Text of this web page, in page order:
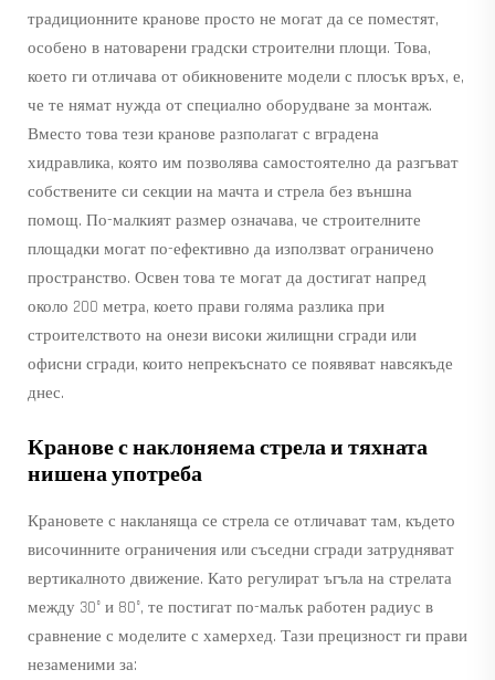
традиционните кранове просто не могат да се поместят,
особено в натоварени градски строителни площи. Това,
което ги отличава от обикновените модели с плосък връх, е,
че те нямат нужда от специално оборудване за монтаж.
Вместо това тези кранове разполагат с вградена
хидравлика, която им позволява самостоятелно да разгъват
собствените си секции на мачта и стрела без външна
помощ. По-малкият размер означава, че строителните
площадки могат по-ефективно да използват ограничено
пространство. Освен това те могат да достигат напред
около 200 метра, което прави голяма разлика при
строителството на онези високи жилищни сгради или
офисни сгради, които непрекъснато се появяват навсякъде
днес.
Кранове с наклоняема стрела и тяхната
нишена употреба
Крановете с накланяща се стрела се отличават там, където
височинните ограничения или съседни сгради затрудняват
вертикалното движение. Като регулират ъгъла на стрелата
между 30° и 80°, те постигат по-малък работен радиус в
сравнение с моделите с хамерхед. Тази прецизност ги прави
незаменими за: